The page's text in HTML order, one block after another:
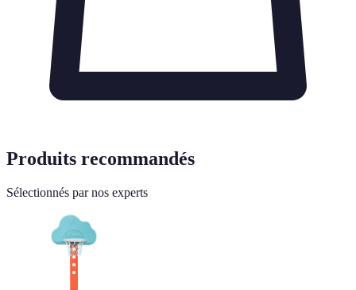
Produits recommandés
Sélectionnés par nos experts